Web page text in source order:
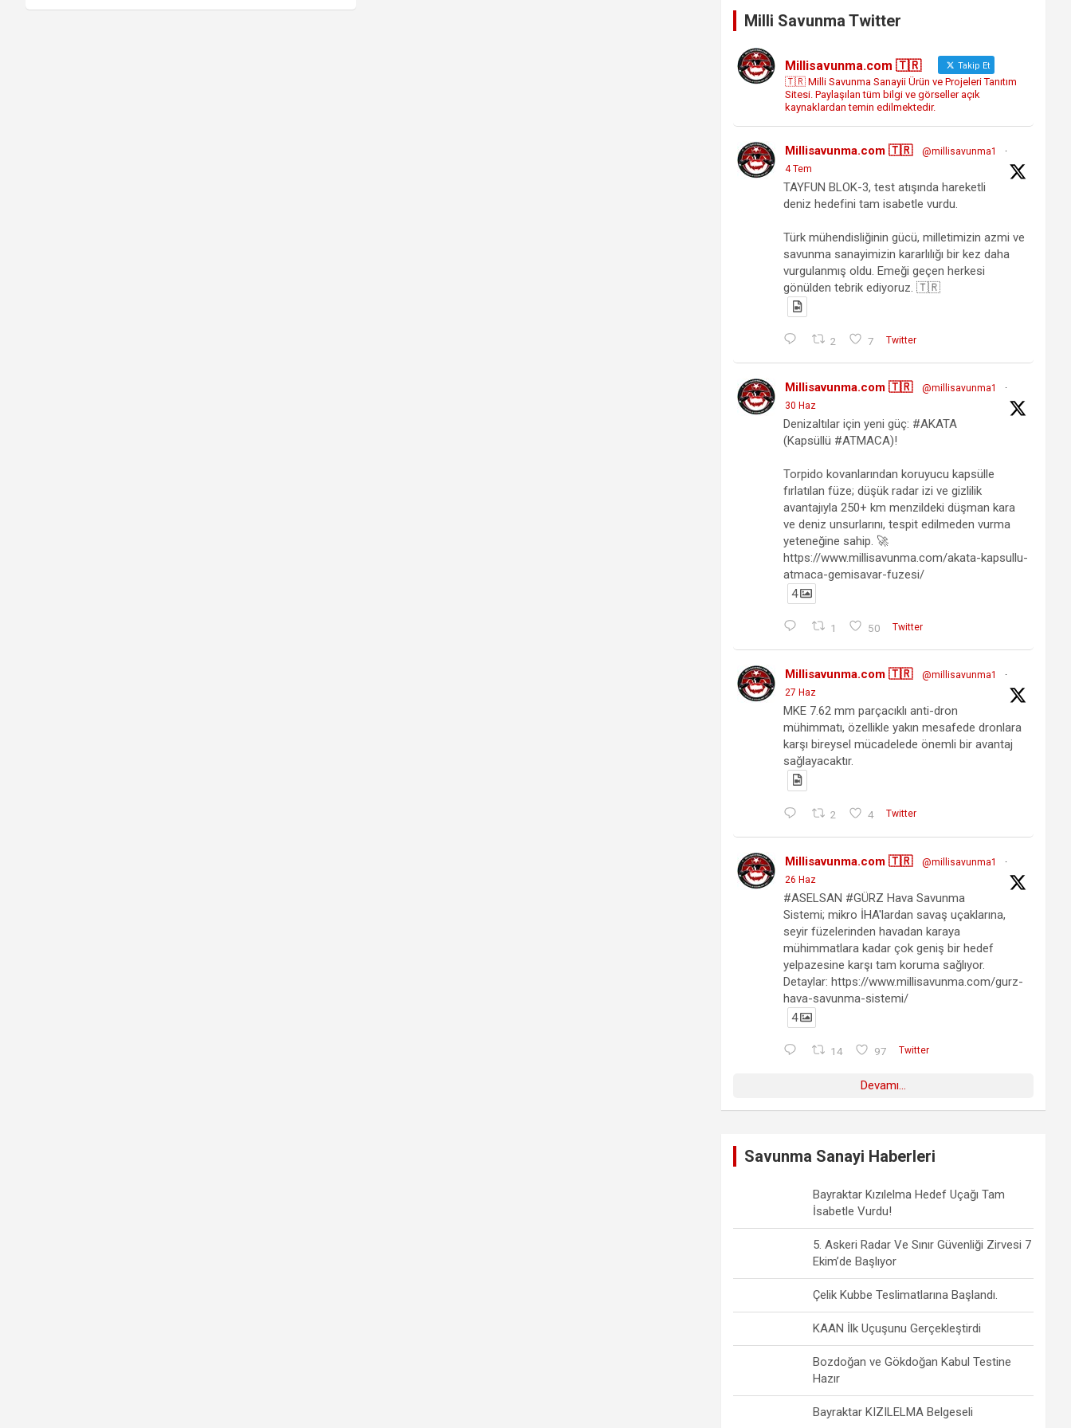
Milli Savunma Twitter
Millisavunma.com 🇹🇷 Takip Et
🇹🇷 Milli Savunma Sanayii Ürün ve Projeleri Tanıtım
Sitesi. Paylaşılan tüm bilgi ve görseller açık
kaynaklardan temin edilmektedir.
Millisavunma.com 🇹🇷 @millisavunma1
·
4 Tem
TAYFUN BLOK-3, test atışında hareketli
deniz hedefini tam isabetle vurdu.
Türk mühendisliğinin gücü, milletimizin azmi ve
savunma sanayimizin kararlılığı bir kez daha
vurgulanmış oldu. Emeği geçen herkesi
gönülden tebrik ediyoruz. 🇹🇷
2 7 Twitter
Millisavunma.com 🇹🇷 @millisavunma1
·
30 Haz
Denizaltılar için yeni güç: #AKATA
(Kapsüllü #ATMACA)!
Torpido kovanlarından koruyucu kapsülle
fırlatılan füze; düşük radar izi ve gizlilik
avantajıyla 250+ km menzildeki düşman kara
ve deniz unsurlarını, tespit edilmeden vurma
yeteneğine sahip. 🚀
https://www.millisavunma.com/akata-kapsullu-
atmaca-gemisavar-fuzesi/
4
1 50 Twitter
Millisavunma.com 🇹🇷 @millisavunma1
·
27 Haz
MKE 7.62 mm parçacıklı anti-dron
mühimmatı, özellikle yakın mesafede dronlara
karşı bireysel mücadelede önemli bir avantaj
sağlayacaktır.
2 4 Twitter
Millisavunma.com 🇹🇷 @millisavunma1
·
26 Haz
#ASELSAN #GÜRZ Hava Savunma
Sistemi; mikro İHA'lardan savaş uçaklarına,
seyir füzelerinden havadan karaya
mühimmatlara kadar çok geniş bir hedef
yelpazesine karşı tam koruma sağlıyor.
Detaylar: https://www.millisavunma.com/gurz-
hava-savunma-sistemi/
4
14 97 Twitter
Devamı...
Savunma Sanayi Haberleri
Bayraktar Kızılelma Hedef Uçağı Tam
İsabetle Vurdu!
5. Askeri Radar Ve Sınır Güvenliği Zirvesi 7
Ekim’de Başlıyor
Çelik Kubbe Teslimatlarına Başlandı.
KAAN İlk Uçuşunu Gerçekleştirdi
Bozdoğan ve Gökdoğan Kabul Testine
Hazır
Bayraktar KIZILELMA Belgeseli